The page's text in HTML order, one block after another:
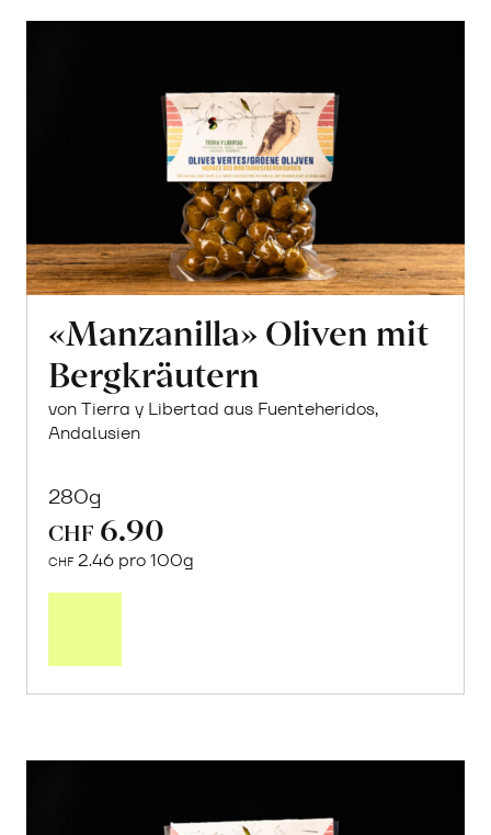
«Manzanilla» Oliven mit
Bergkräutern
von Tierra y Libertad aus Fuenteheridos,
Andalusien
280g
CHF 6.90
CHF 2.46 pro 100g